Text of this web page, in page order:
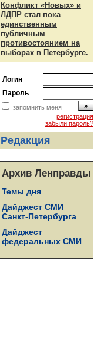
Конфликт «Новых» и
ЛДПР стал пока
единственным
публичным
противостоянием на
выборах в Петербурге.
Логин
Пароль
запомнить меня
регистрация
забыли пароль?
Редакция
Архив Ленправды
Темы дня
Дайджест СМИ
Санкт-Петербурга
Дайджест
федеральных СМИ